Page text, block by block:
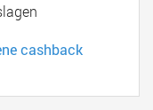
cashback